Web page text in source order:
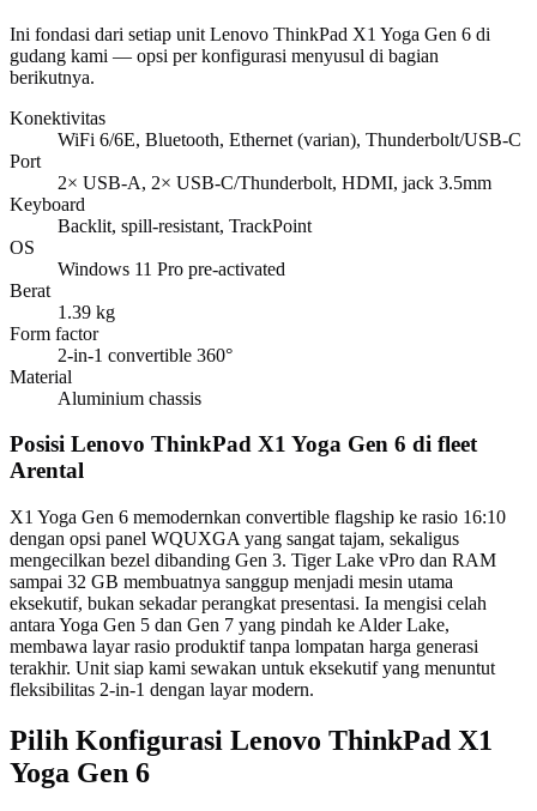
Ini fondasi dari setiap unit Lenovo ThinkPad X1 Yoga Gen 6 di
gudang kami — opsi per konfigurasi menyusul di bagian
berikutnya.
Konektivitas
WiFi 6/6E, Bluetooth, Ethernet (varian), Thunderbolt/USB-C
Port
2× USB-A, 2× USB-C/Thunderbolt, HDMI, jack 3.5mm
Keyboard
Backlit, spill-resistant, TrackPoint
OS
Windows 11 Pro pre-activated
Berat
1.39 kg
Form factor
2-in-1 convertible 360°
Material
Aluminium chassis
Posisi Lenovo ThinkPad X1 Yoga Gen 6 di fleet
Arental
X1 Yoga Gen 6 memodernkan convertible flagship ke rasio 16:10
dengan opsi panel WQUXGA yang sangat tajam, sekaligus
mengecilkan bezel dibanding Gen 3. Tiger Lake vPro dan RAM
sampai 32 GB membuatnya sanggup menjadi mesin utama
eksekutif, bukan sekadar perangkat presentasi. Ia mengisi celah
antara Yoga Gen 5 dan Gen 7 yang pindah ke Alder Lake,
membawa layar rasio produktif tanpa lompatan harga generasi
terakhir. Unit siap kami sewakan untuk eksekutif yang menuntut
fleksibilitas 2-in-1 dengan layar modern.
Pilih Konfigurasi Lenovo ThinkPad X1
Yoga Gen 6